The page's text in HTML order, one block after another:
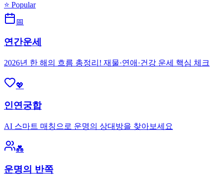
⭐ Popular
📅
연간운세
2026년 한 해의 흐름 총정리! 재물·연애·건강 운세 핵심 체크
💖
인연궁합
AI 스마트 매칭으로 운명의 상대방을 찾아보세요
💑
운명의 반쪽